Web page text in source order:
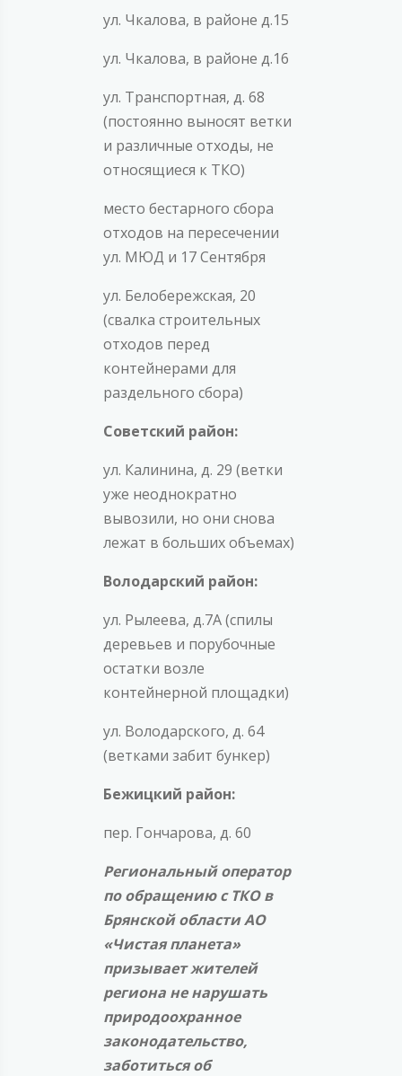
ул. Чкалова, в районе д.15
ул. Чкалова, в районе д.16
ул. Транспортная, д. 68
(постоянно выносят ветки
и различные отходы, не
относящиеся к ТКО)
место бестарного сбора
отходов на пересечении
ул. МЮД и 17 Сентября
ул. Белобережская, 20
(свалка строительных
отходов перед
контейнерами для
раздельного сбора)
Советский район:
ул. Калинина, д. 29 (ветки
уже неоднократно
вывозили, но они снова
лежат в больших объемах)
Володарский район:
ул. Рылеева, д.7А (спилы
деревьев и порубочные
остатки возле
контейнерной площадки)
ул. Володарского, д. 64
(ветками забит бункер)
Бежицкий район:
пер. Гончарова, д. 60
Региональный оператор
по обращению с ТКО в
Брянской области АО
«Чистая планета»
призывает жителей
региона не нарушать
природоохранное
законодательство,
заботиться об